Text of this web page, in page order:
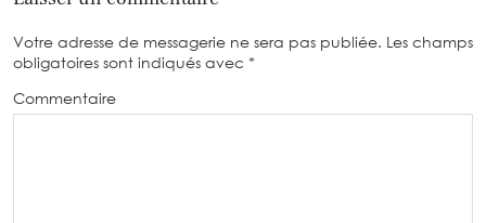
Votre adresse de messagerie ne sera pas publiée. Les champs
obligatoires sont indiqués avec *
Commentaire